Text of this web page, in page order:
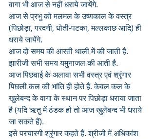
वागा भी आज से नहीं धराये जायेंगे.
आज से प्रभु को मलमल के उष्णकाल के वस्त्र
(पिछोड़ा, परदनी, धोती-पटका, मल्लकाछ आदि) ही
धराये जायेंगे.
आज दो समय की आरती थाली में की जाती है.
झारीजी सभी समय यमुनाजल की आती है.
आज पिछवाई के अलावा सभी वस्त्र एवं श्रृंगार
पिछली कल की भांति ही होते हैं. केवल कल के
खुलेबन्द के वागा के स्थान पर पिछोड़ा धराया जाता
है (यदि ऋतु में ठंडक हो तो आज खुलेबन्द भी धराये
जा सकते हैं).
इसे परचारगी श्रृंगार कहते हैं. श्रीजी में अधिकांश